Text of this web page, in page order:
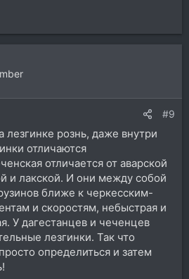
#9
лезгинке рознь, даже внутри
отличаются
отличается от аварской
и лакской. И они между собой
ближе к черкесским-
и скоростям, небыстрая и
У дагестанцев и чеченцев
лезгинки. Так что
определиться и затем